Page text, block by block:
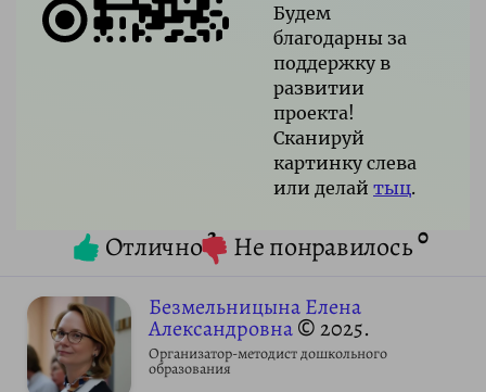
Будем
благодарны за
поддержку в
развитии
проекта!
Сканируй
картинку слева
или делай тыц.
Отлично2 Не понравилось0
Безмельницына Елена
Александровна© 2025.
Организатор-методист дошкольного
образования